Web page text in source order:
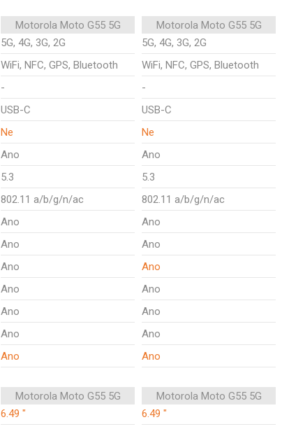
Motorola Moto G55 5G Motorola Moto G55 5G
5G, 4G, 3G, 2G 5G, 4G, 3G, 2G
WiFi, NFC, GPS, Bluetooth WiFi, NFC, GPS, Bluetooth
- -
USB-C USB-C
Ne Ne
Ano Ano
5.3 5.3
802.11 a/b/g/n/ac 802.11 a/b/g/n/ac
Ano Ano
Ano Ano
Ano Ano
Ano Ano
Ano Ano
Ano Ano
Ano Ano
Motorola Moto G55 5G Motorola Moto G55 5G
6.49 " 6.49 "